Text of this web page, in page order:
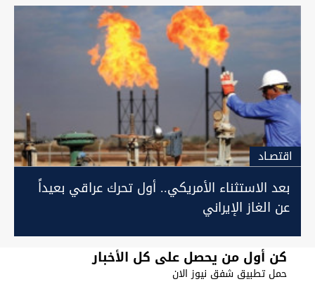
اقتصـاد
بعد الاستثناء الأمريكي.. أول تحرك عراقي بعيداً
عن الغاز الإيراني
كن أول من يحصل على كل الأخبار
حمل تطبيق شفق نيوز الان